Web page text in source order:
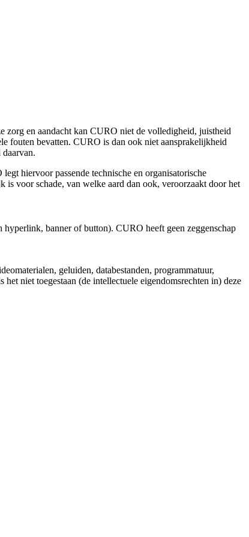
zorg en aandacht kan CURO niet de volledigheid, juistheid
fouten bevatten. CURO is dan ook niet aansprakelijkheid
hiervoor passende technische en organisatorische
voor schade, van welke aard dan ook, veroorzaakt door het
banner of button). CURO heeft geen zeggenschap
geluiden, databestanden, programmatuur,
niet toegestaan (de intellectuele eigendomsrechten in) deze